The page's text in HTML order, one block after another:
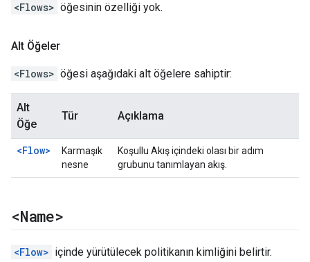
<Flows> öğesinin özelliği yok.
Alt Öğeler
<Flows> öğesi aşağıdaki alt öğelere sahiptir:
Alt
Öğe
Tür Açıklama
<Flow>
Karmaşık
nesne
Koşullu Akış içindeki olası bir adım
grubunu tanımlayan akış.
<Name>
<Flow> içinde yürütülecek politikanın kimliğini belirtir.